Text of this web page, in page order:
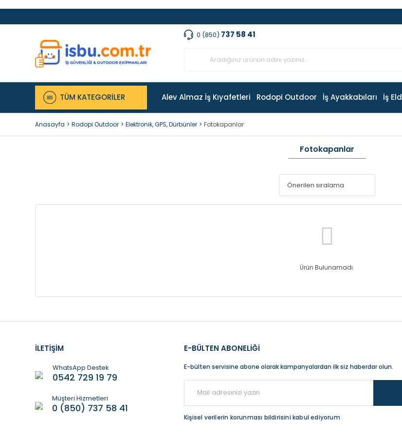
0 (850) 737 58 41
TÜM KATEGORİLER Alev Almaz İş Kıyafetleri Rodopi Outdoor İş Ayakkabıları İş
Anasayfa Rodopi Outdoor Elektronik, GPS, Dürbünler Fotokapanlar
Fotokapanlar
Ürün Bulunamadı.
İLETİŞİM
WhatsApp Destek
0542 729 19 79
Müşteri Hizmetleri
0 (850) 737 58 41
E-BÜLTEN ABONELİĞİ
E-bülten servisine abone olarak kampanyalardan ilk siz haberdar olun.
Kişisel verilerin korunması bildirisini kabul ediyorum